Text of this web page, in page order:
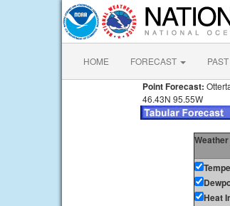
HOME FORECAST
Point Forecast:
46.43N 95.55W
Heat